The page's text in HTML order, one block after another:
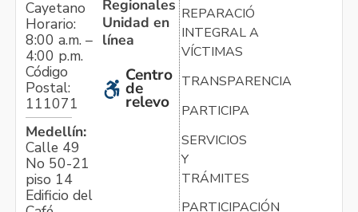
Cayetano
Horario:
8:00 a.m. –
4:00 p.m.
Código
Postal:
111071
Medellín:
Calle 49
No 50-21
piso 14
Edificio del
Regionales
Unidad en
línea
Centro
de
relevo
REPARACIÓN
INTEGRAL A
VÍCTIMAS
TRANSPARENCIA
PARTICIPA
SERVICIOS
Y
TRÁMITES
PARTICIPACIÓN